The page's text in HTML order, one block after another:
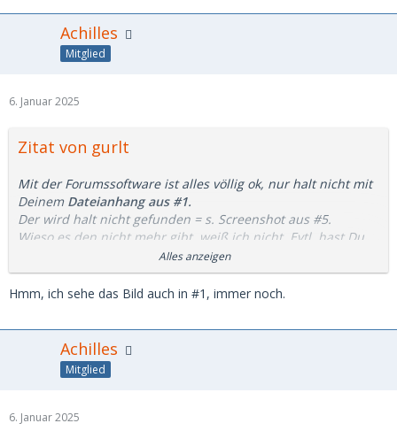
Achilles
Mitglied
6. Januar 2025
Zitat von gurlt
Mit der Forumssoftware ist alles völlig ok, nur halt nicht mit
Deinem Dateianhang aus #1.
Der wird halt nicht gefunden = s. Screenshot aus #5.
Wieso es den nicht mehr gibt, weiß ich nicht. Evtl. hast Du
den Anhang ja versehentlich gelöscht (Klick auf falschen
Button in Dateianhänge).
hochgeladen. Und der wird ja auch einwandfrei angezeigt.
Alles anzeigen
Hmm, ich sehe das Bild auch in #1, immer noch.
Achilles
Mitglied
6. Januar 2025